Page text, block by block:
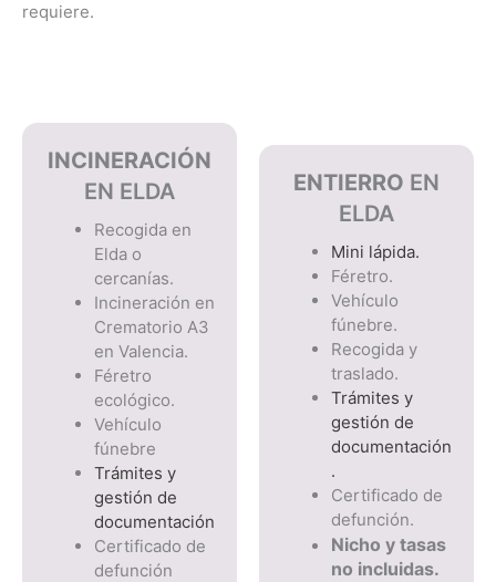
requiere.
INCINERACIÓN
EN ELDA
Recogida en
Elda o
cercanías.
Incineración en
Crematorio A3
en Valencia.
Féretro
ecológico.
Vehículo
fúnebre
Trámites y
gestión de
documentación
Certificado de
defunción
ENTIERRO EN
ELDA
Mini lápida.
Féretro.
Vehículo
fúnebre.
Recogida y
traslado.
Trámites y
gestión de
documentación
.
Certificado de
defunción.
Nicho y tasas
no incluidas.